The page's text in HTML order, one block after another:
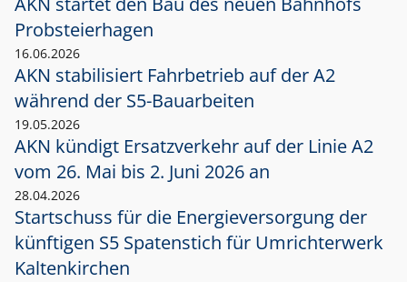
Probsteierhagen
16.06.2026
AKN stabilisiert Fahrbetrieb auf der A2
während der S5-Bauarbeiten
19.05.2026
AKN kündigt Ersatzverkehr auf der Linie A2
vom 26. Mai bis 2. Juni 2026 an
28.04.2026
Startschuss für die Energieversorgung der
künftigen S5 Spatenstich für Umrichterwerk
Kaltenkirchen